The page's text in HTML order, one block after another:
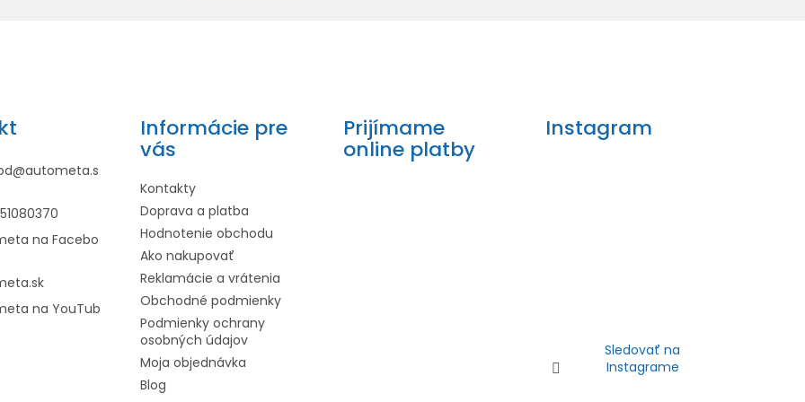
@autometa.s
na Facebo
na YouTub
Informácie pre
vás
Kontakty
Doprava a platba
Hodnotenie obchodu
Ako nakupovať
Reklamácie a vrátenia
Obchodné podmienky
Podmienky ochrany
osobných údajov
Moja objednávka
Blog
Prijímame
online platby
Instagram
Sledovať na
Instagrame